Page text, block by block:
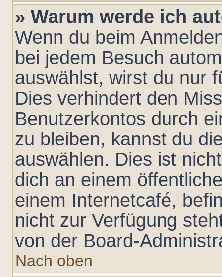
» Warum werde ich
Wenn du beim
bei jedem Besuch
auswählst, wirst du nur
Dies verhindert den
Benutzerkontos durch
zu bleiben, kannst du
auswählen. Dies ist
dich an einem
einem Internetcafé,
nicht zur Verfügung
von der Board-
Nach oben